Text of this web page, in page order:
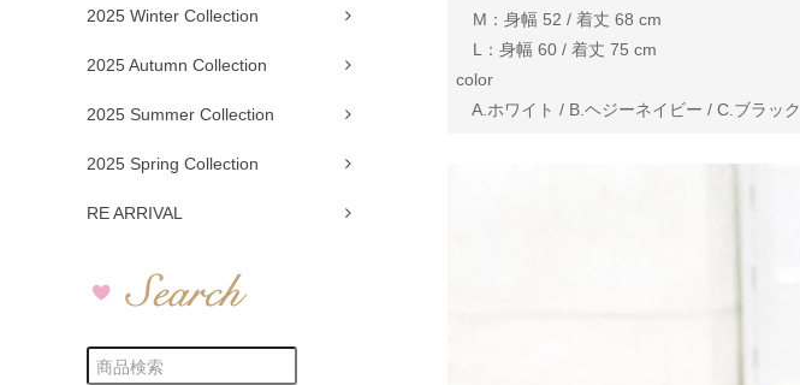
2025 Winter Collection
2025 Autumn Collection
2025 Summer Collection
2025 Spring Collection
RE ARRIVAL
M：身幅 52 / 着丈 68 cm
L：身幅 60 / 着丈 75 cm
color
A.ホワイト / B.ヘジーネイビー / C.ブラック